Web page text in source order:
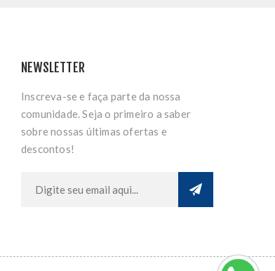
NEWSLETTER
Inscreva-se e faça parte da nossa
comunidade. Seja o primeiro a saber
sobre nossas últimas ofertas e
descontos!